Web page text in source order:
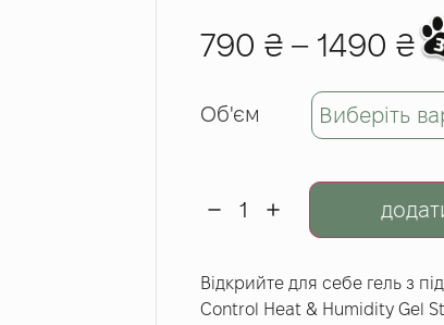
790 ₴ – 1490 ₴
Об'єм
Відкрийте для себе гель з
Control Heat & Humidity Gel